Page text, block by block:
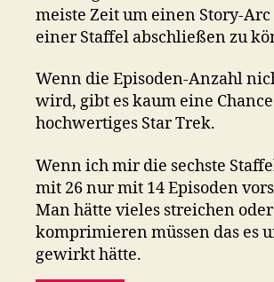
meiste Zeit um einen Story-
einer Staffel abschließen zu
Wenn die Episoden-Anzahl
wird, gibt es kaum eine
hochwertiges Star Trek.
Wenn ich mir die sechste
mit 26 nur mit 14 Episoden
Man hätte vieles streichen
komprimieren müssen das es
gewirkt hätte.